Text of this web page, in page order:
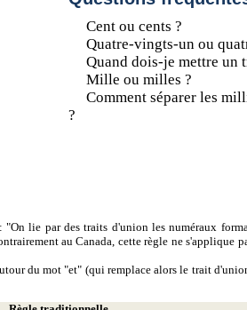
Cent ou cents ?
Quatre-vingts-un ou
Quand dois-je mettre un
Mille ou milles ?
Comment séparer les
?
lie par des traits d'union les numéraux
au Canada, cette règle ne s'applique
du mot "et" (qui remplace alors le trait